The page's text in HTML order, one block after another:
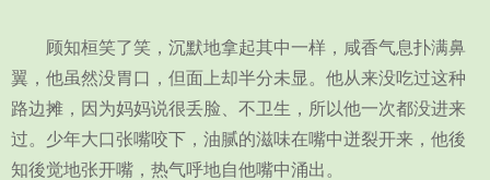
顾知桓笑了笑，沉默地拿起其中一样，咸香气息扑满鼻
翼，他虽然没胃口，但面上却半分未显。他从来没吃过这种
路边摊，因为妈妈说很丢脸、不卫生，所以他一次都没进来
过。少年大口张嘴咬下，油腻的滋味在嘴中迸裂开来，他後
知後觉地张开嘴，热气呼地自他嘴中涌出。